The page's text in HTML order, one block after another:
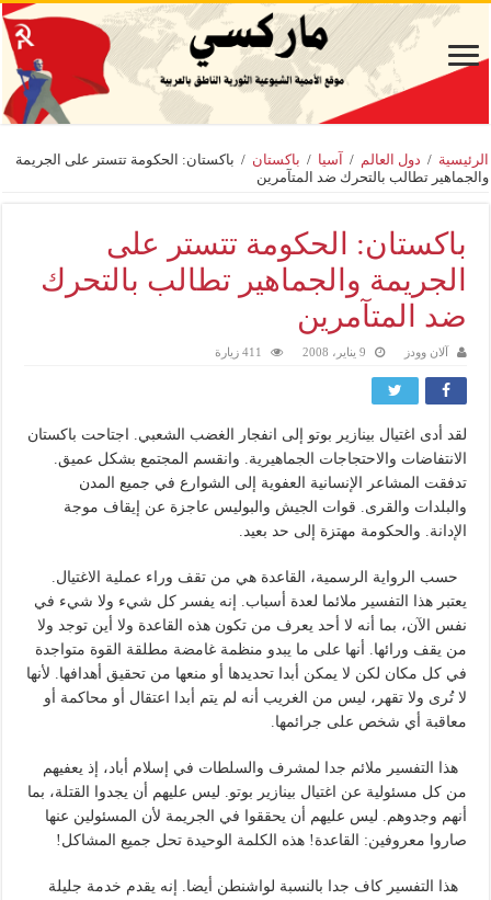
الرئيسية / دول العالم / آسيا / باكستان / باكستان: الحكومة تتستر على الجريمة
والجماهير تطالب بالتحرك ضد المتآمرين
باكستان: الحكومة تتستر على
الجريمة والجماهير تطالب بالتحرك
ضد المتآمرين
آلان وودز 9 يناير، 2008 411 زيارة
لقد أدى اغتيال بينازير بوتو إلى انفجار الغضب الشعبي. اجتاحت باكستان
الانتفاضات والاحتجاجات الجماهيرية. وانقسم المجتمع بشكل عميق.
تدفقت المشاعر الإنسانية العفوية إلى الشوارع في جميع المدن
والبلدات والقرى. قوات الجيش والبوليس عاجزة عن إيقاف موجة
الإدانة. والحكومة مهتزة إلى حد بعيد.
حسب الرواية الرسمية، القاعدة هي من تقف وراء عملية الاغتيال.
يعتبر هذا التفسير ملائما لعدة أسباب. إنه يفسر كل شيء ولا شيء في
نفس الآن، بما أنه لا أحد يعرف من تكون هذه القاعدة ولا أين توجد ولا
من يقف ورائها. أنها على ما يبدو منظمة غامضة مطلقة القوة متواجدة
في كل مكان لكن لا يمكن أبدا تحديدها أو منعها من تحقيق أهدافها. لأنها
لا تُرى ولا تقهر، ليس من الغريب أنه لم يتم أبدا اعتقال أو محاكمة أو
معاقبة أي شخص على جرائمها.
هذا التفسير ملائم جدا لمشرف والسلطات في إسلام أباد، إذ يعفيهم
من كل مسئولية عن اغتيال بينازير بوتو. ليس عليهم أن يجدوا القتلة، بما
أنهم وجدوهم. ليس عليهم أن يحققوا في الجريمة لأن المسئولين عنها
صاروا معروفين: القاعدة! هذه الكلمة الوحيدة تحل جميع المشاكل!
هذا التفسير كاف جدا بالنسبة لواشنطن أيضا. إنه يقدم خدمة جليلة